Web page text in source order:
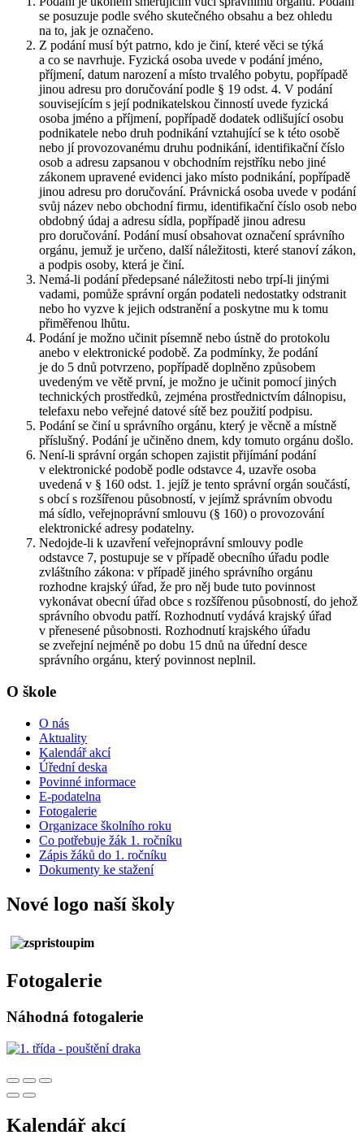
se posuzuje podle svého skutečného obsahu a bez ohledu
na to, jak je označeno.
Z podání musí být patrno, kdo je činí, které věci se týká
a co se navrhuje. Fyzická osoba uvede v podání jméno,
příjmení, datum narození a místo trvalého pobytu, popřípadě
jinou adresu pro doručování podle § 19 odst. 4. V podání
souvisejícím s její podnikatelskou činností uvede fyzická
osoba jméno a příjmení, popřípadě dodatek odlišující osobu
podnikatele nebo druh podnikání vztahující se k této osobě
nebo jí provozovanému druhu podnikání, identifikační číslo
osob a adresu zapsanou v obchodním rejstříku nebo jiné
zákonem upravené evidenci jako místo podnikání, popřípadě
jinou adresu pro doručování. Právnická osoba uvede v podání
svůj název nebo obchodní firmu, identifikační číslo osob nebo
obdobný údaj a adresu sídla, popřípadě jinou adresu
pro doručování. Podání musí obsahovat označení správního
orgánu, jemuž je určeno, další náležitosti, které stanoví zákon,
a podpis osoby, která je činí.
Nemá-li podání předepsané náležitosti nebo trpí-li jinými
vadami, pomůže správní orgán podateli nedostatky odstranit
nebo ho vyzve k jejich odstranění a poskytne mu k tomu
přiměřenou lhůtu.
Podání je možno učinit písemně nebo ústně do protokolu
anebo v elektronické podobě. Za podmínky, že podání
je do 5 dnů potvrzeno, popřípadě doplněno způsobem
uvedeným ve větě první, je možno je učinit pomocí jiných
technických prostředků, zejména prostřednictvím dálnopisu,
telefaxu nebo veřejné datové sítě bez použití podpisu.
Podání se činí u správního orgánu, který je věcně a místně
příslušný. Podání je učiněno dnem, kdy tomuto orgánu došlo.
Není-li správní orgán schopen zajistit přijímání podání
v elektronické podobě podle odstavce 4, uzavře osoba
uvedená v § 160 odst. 1. jejíž je tento správní orgán součástí,
s obcí s rozšířenou působností, v jejímž správním obvodu
má sídlo, veřejnoprávní smlouvu (§ 160) o provozování
elektronické adresy podatelny.
Nedojde-li k uzavření veřejnoprávní smlouvy podle
odstavce 7, postupuje se v případě obecního úřadu podle
zvláštního zákona: v případě jiného správního orgánu
rozhodne krajský úřad, že pro něj bude tuto povinnost
vykonávat obecní úřad obce s rozšířenou působností, do jehož
správního obvodu patří. Rozhodnutí vydává krajský úřad
v přenesené působnosti. Rozhodnutí krajského úřadu
se zveřejní nejméně po dobu 15 dnů na úřední desce
správního orgánu, který povinnost neplnil.
O škole
O nás
Aktuality
Kalendář akcí
Úřední deska
Povinné informace
E-podatelna
Fotogalerie
Organizace školního roku
Co potřebuje žák 1. ročníku
Zápis žáků do 1. ročníku
Dokumenty ke stažení
Nové logo naší školy
Fotogalerie
Náhodná fotogalerie
Kalendář akcí